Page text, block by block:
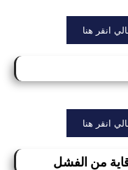
انقر هنا
انقر هنا
من الفشل